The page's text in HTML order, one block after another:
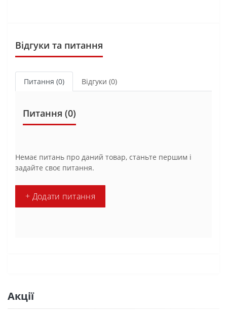
Відгуки та питання
Питання (0) Відгуки (0)
Питання (0)
Немає питань про даний товар, станьте першим і
задайте своє питання.
+ Додати питання
Акції